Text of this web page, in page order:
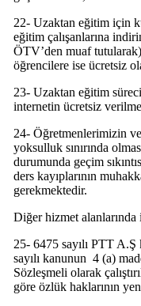
22- Uzaktan eğitim için
eğitim çalışanlarına
ÖTV’den muaf
öğrencilere ise ücretsiz
23- Uzaktan eğitim
internetin ücretsiz
24- Öğretmenlerimizin ve
yoksulluk sınırında
durumunda geçim
ders kayıplarının
gerekmektedir.
Diğer hizmet alanlarında
25- 6475 sayılı PTT
sayılı kanunun 4 (a)
Sözleşmeli olarak
göre özlük haklarının